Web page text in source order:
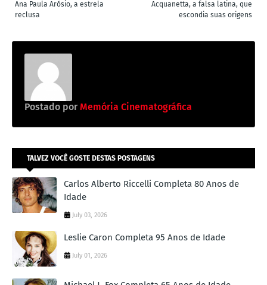
Acquanetta, a falsa latina, que
escondia suas origens
Ana Paula Arósio, a estrela
reclusa
Postado por Memória Cinematográfica
TALVEZ VOCÊ GOSTE DESTAS POSTAGENS
Carlos Alberto Riccelli Completa 80 Anos de
Idade
July 03, 2026
Leslie Caron Completa 95 Anos de Idade
July 01, 2026